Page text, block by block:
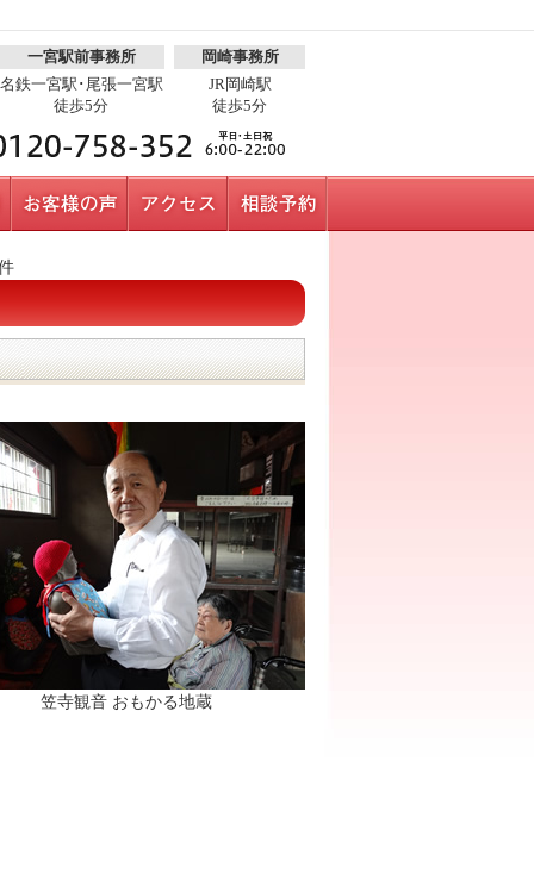
一宮駅前事務所
名鉄一宮駅･尾張一宮駅
徒歩5分
岡崎事務所
JR岡崎駅
徒歩5分
笠寺観音 おもかる地蔵